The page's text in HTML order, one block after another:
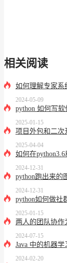
相关阅读
如何理解专家系
2024-05-09
python 如何写软
2025-01-15
项目外包和二次
2025-04-04
如何在
2024-12-31
python跑出来的
2024-12-31
python如何做社
2025-01-15
两人的团队协作
2024-07-15
Java 中的机器
2024-02-20